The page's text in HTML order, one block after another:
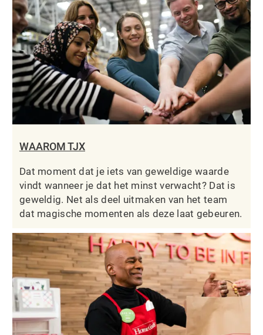
WAAROM TJX
Dat moment dat je iets van geweldige waarde
vindt wanneer je dat het minst verwacht? Dat is
geweldig. Net als deel uitmaken van het team
dat magische momenten als deze laat gebeuren.